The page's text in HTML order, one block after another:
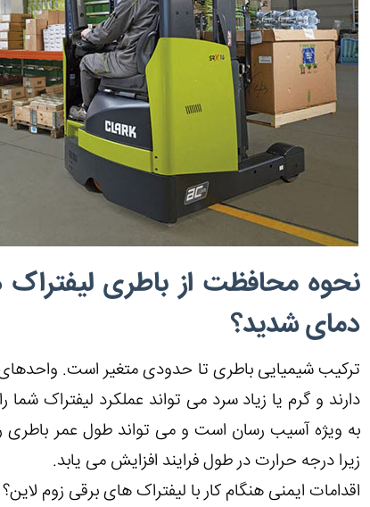
نحوه محافظت از باطری لیفتراک
دمای شدید؟
ترکیب شیمیایی باطری تا حدودی متغیر است.
دارند و گرم یا زیاد سرد می تواند عملکرد لیفتراک
زیرا درجه حرارت در طول فرایند افزایش می یابد.
اقدامات ایمنی هنگام کار با لیفتراک های برقی زوم لاین؟